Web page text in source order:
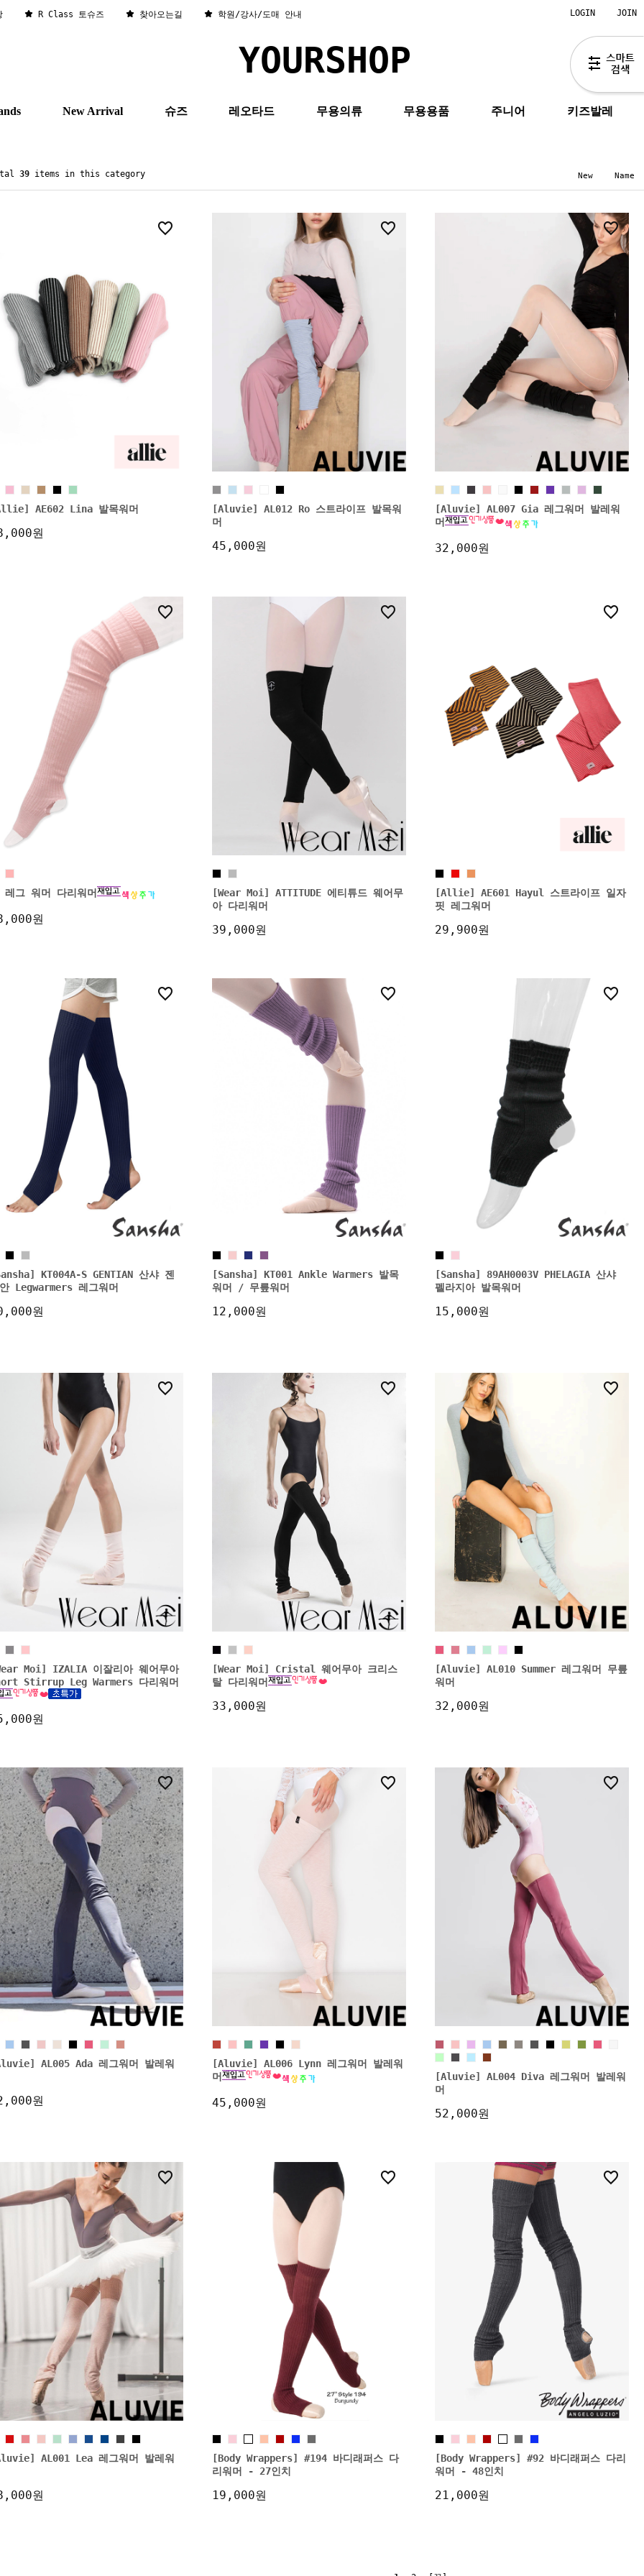
R Class 토슈즈 찾아오는길 학원/강사/도매 안내 LOGIN JOIN
YOURSHOP
New Arrival 슈즈 레오타드 무용의류 무용용품 주니어 키즈발레
39items in this category New Name
AE602 Lina 발목워머
원
[Aluvie] AL012 Ro 스트라이프 발목워
머
45,000원
21
[Aluvie] AL007 Gia 레그워머 발레워
머
32,000원
레그 워머 다리워머
원
[Wear Moi] ATTITUDE 에티튜드 웨어무
아 다리워머
39,000원
[Allie] AE601 Hayul 스트라이프 일자
핏 레그워머
29,900원
KT004A-S GENTIAN 산샤 젠
Legwarmers 레그워머
원
[Sansha] KT001 Ankle Warmers 발목
워머 / 무릎워머
12,000원
[Sansha] 89AH0003V PHELAGIA 산샤
펠라지아 발목워머
15,000원
Moi] IZALIA 이잘리아 웨어무아
Stirrup Leg Warmers 다리워머
원
[Wear Moi] Cristal 웨어무아 크리스
탈 다리워머
33,000원
[Aluvie] AL010 Summer 레그워머 무릎
워머
32,000원
34
AL005 Ada 레그워머 발레워
원
[Aluvie] AL006 Lynn 레그워머 발레워
머
45,000원
[Aluvie] AL004 Diva 레그워머 발레워
머
52,000원
AL001 Lea 레그워머 발레워
원
[Body Wrappers] #194 바디래퍼스 다
리워머 - 27인치
19,000원
[Body Wrappers] #92 바디래퍼스 다리
워머 - 48인치
21,000원